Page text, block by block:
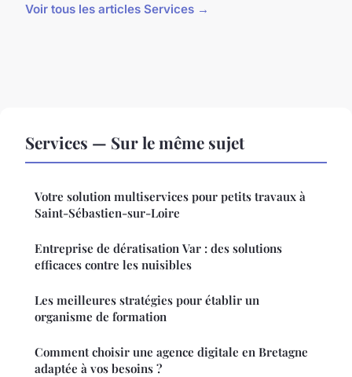
Voir tous les articles Services →
Services — Sur le même sujet
Votre solution multiservices pour petits travaux à
Saint-Sébastien-sur-Loire
Entreprise de dératisation Var : des solutions
efficaces contre les nuisibles
Les meilleures stratégies pour établir un
organisme de formation
Comment choisir une agence digitale en Bretagne
adaptée à vos besoins ?